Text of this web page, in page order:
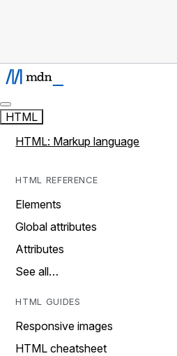
HTML
HTML: Markup language
HTML REFERENCE
Elements
Global attributes
Attributes
See all…
HTML GUIDES
Responsive images
HTML cheatsheet